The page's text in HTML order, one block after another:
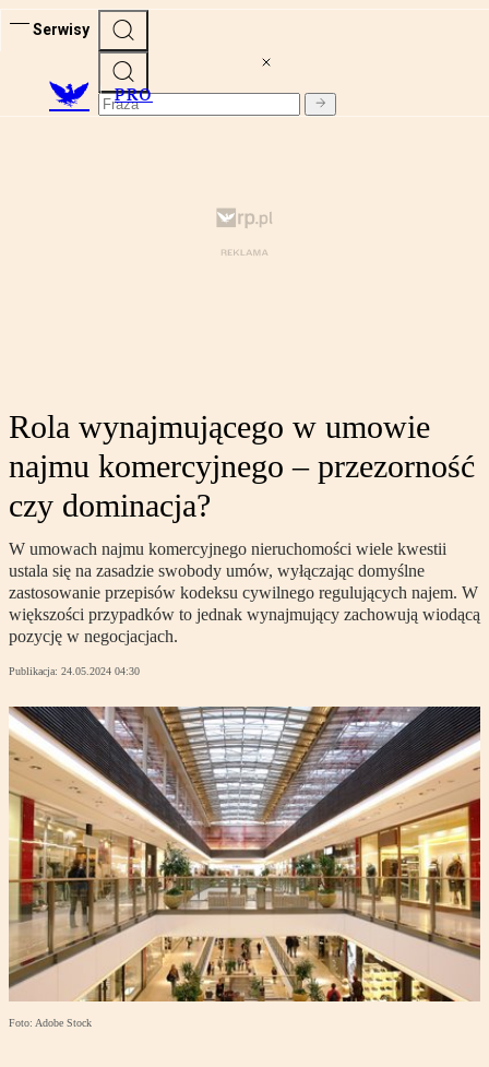
Serwisy
PRO
Rola wynajmującego w umowie
najmu komercyjnego – przezorność
czy dominacja?
W umowach najmu komercyjnego nieruchomości wiele kwestii
ustala się na zasadzie swobody umów, wyłączając domyślne
zastosowanie przepisów kodeksu cywilnego regulujących najem. W
większości przypadków to jednak wynajmujący zachowują wiodącą
pozycję w negocjacjach.
Publikacja: 24.05.2024 04:30
Foto: Adobe Stock